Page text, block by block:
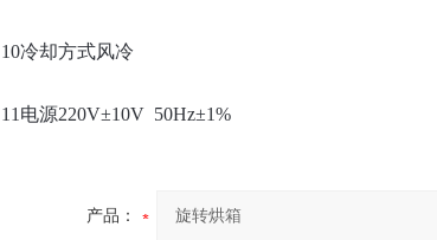
10冷却方式风冷
11电源220V±10V 50Hz±1%
产品：